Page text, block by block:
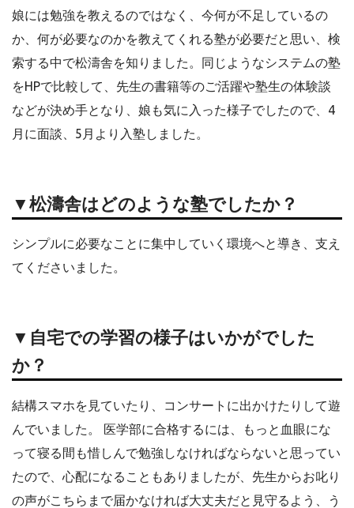
娘には勉強を教えるのではなく、今何が不足しているの
か、何が必要なのかを教えてくれる塾が必要だと思い、検
索する中で松濤舎を知りました。同じようなシステムの塾
をHPで比較して、先生の書籍等のご活躍や塾生の体験談
などが決め手となり、娘も気に入った様子でしたので、4
月に面談、5月より入塾しました。
▼松濤舎はどのような塾でしたか？
シンプルに必要なことに集中していく環境へと導き、支え
てくださいました。
▼自宅での学習の様子はいかがでした
か？
結構スマホを見ていたり、コンサートに出かけたりして遊
んでいました。 医学部に合格するには、もっと血眼にな
って寝る間も惜しんで勉強しなければならないと思ってい
たので、心配になることもありましたが、先生からお叱り
の声がこちらまで届かなければ大丈夫だと見守るよう、う